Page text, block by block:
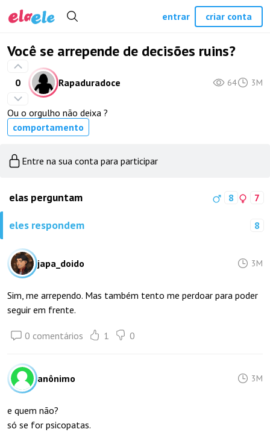
Você se arrepende de decisões ruins?
0 Rapaduradoce 64 3M
Ou o orgulho não deixa ?
comportamento
Entre na sua conta para participar
elas perguntam 8 7
eles respondem 8
japa_doido 3M
Sim, me arrependo. Mas também tento me perdoar para poder
seguir em frente.
0 comentários 1 0
anônimo 3M
e quem não?
só se for psicopatas.
entrar criar conta